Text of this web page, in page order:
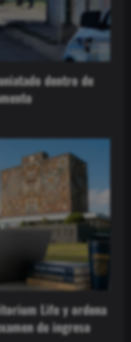
dentro de
Life y ordena
de ingreso